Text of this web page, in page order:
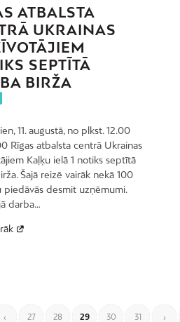
ATBALSTA
UKRAINAS
SEPTĪTĀ
BIRŽA
11. augustā, no plkst. 12.00
Rīgas atbalsta centrā Ukrainas
Kaļķu ielā 1 notiks septītā
Šajā reizē vairāk nekā 100
piedāvās desmit uzņēmumi.
darba…
‹ 27 28 29 30 31 ›